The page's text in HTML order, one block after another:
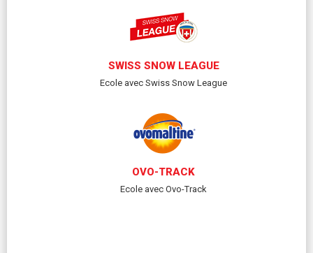
SWISS SNOW LEAGUE
Ecole avec Swiss Snow League
OVO-TRACK
Ecole avec Ovo-Track